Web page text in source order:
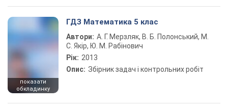
показати
обкладинку
ГДЗ Математика 5 клас
Автори: А. Г. Мерзляк, В. Б. Полонський, М.
С. Якір, Ю. М. Рабінович
Рік: 2013
Опис: Збірник задач і контрольних робіт